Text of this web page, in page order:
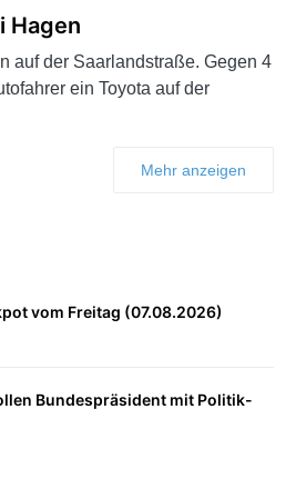
Hagen
auf der Saarlandstraße. Gegen 4
ein Toyota auf der
Mehr anzeigen
vom Freitag (07.08.2026)
Bundespräsident mit Politik-